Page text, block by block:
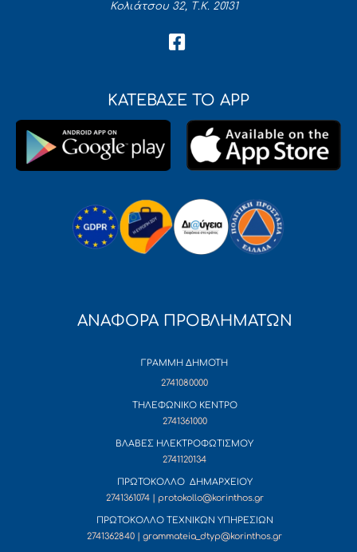
Κολιάτσου 32, Τ.Κ. 20131
ΚΑΤΕΒΑΣΕ ΤΟ APP
ΑΝΑΦΟΡΑ ΠΡΟΒΛΗΜΑΤΩΝ
ΓΡΑΜΜΗ ΔΗΜΟΤΗ
2741080000
ΤΗΛΕΦΩΝΙΚΟ ΚΕΝΤΡΟ
2741361000
ΒΛΑΒΕΣ ΗΛΕΚΤΡΟΦΩΤΙΣΜΟΥ
2741120134
ΠΡΩΤΟΚΟΛΛΟ ΔΗΜΑΡΧΕΙΟΥ
2741361074 | protokollo@korinthos.gr
ΠΡΩΤΟΚΟΛΛΟ ΤΕΧΝΙΚΩΝ ΥΠΗΡΕΣΙΩΝ
2741362840 | grammateia_dtyp@korinthos.gr